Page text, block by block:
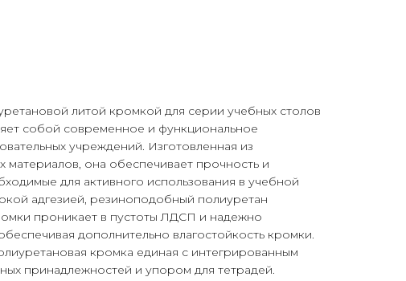
литой кромкой для серии учебных столов
собой современное и функциональное
учреждений. Изготовленная из
материалов, она обеспечивает прочность и
для активного использования в учебной
адгезией, резиноподобный полиуретан
проникает в пустоты ЛДСП и надежно
дополнительно влагостойкость кромки.
кромка единая с интегрированным
принадлежностей и упором для тетрадей.